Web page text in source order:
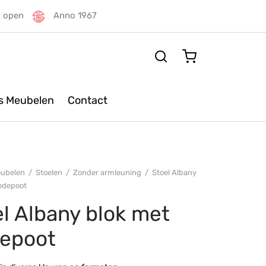
open Anno 1967
Meubelen Contact
/ Stoelen / Zonder armleuning / Stoel Albany
Albany blok met